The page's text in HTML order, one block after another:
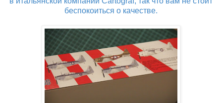
беспокоиться о качестве.